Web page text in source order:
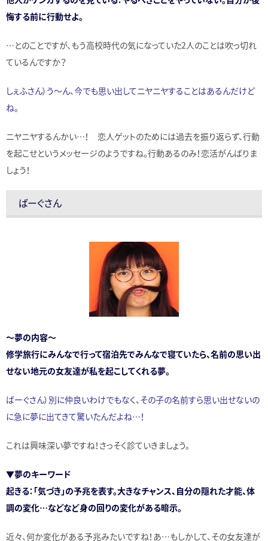
悔する前に行動せよ。
…とのことですが、もう高校時代の気になっていた2人のことは吹っ切れ
ているんですか？
しぇふさん）う～ん、今でも思い出してニヤニヤすることはあるんだけど
ね。
ニヤニヤするんかい…！ 恋人ゲットのためには過去を振り返らず、行動
を起こせというメッセージのようですね。行動あるのみ！恋活がんばりま
しょう！
ばーぐさん
～夢の内容～
修学旅行にみんなで行って宿泊先でみんなで寝ていたら、名前の思い出
せない地元の女友達が私を起こしてくれる夢。
ばーぐさん）別に仲良いわけでもなく、その子の名前すら思い出せないの
に急に夢に出てきて驚いたんだよね…！
これは興味深い夢ですね！さっそく診ていきましょう。
▼夢のキーワード
起きる：「気づき」の予兆を表す。大きなチャンス、自分の隠れた才能、体
調の変化…などなど身の回りの変化がある暗示。
近々、何か変化がある予兆みたいですね！あ…もしかして、その女友達が